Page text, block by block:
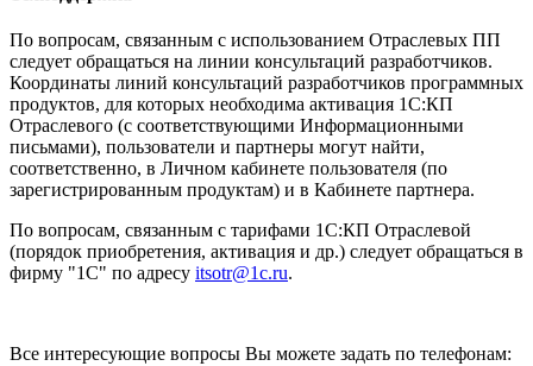
По вопросам, связанным с использованием Отраслевых ПП
следует обращаться на линии консультаций разработчиков.
Координаты линий консультаций разработчиков программных
продуктов, для которых необходима активация 1С:КП
Отраслевого (с соответствующими Информационными
письмами), пользователи и партнеры могут найти,
соответственно, в Личном кабинете пользователя (по
зарегистрированным продуктам) и в Кабинете партнера.
По вопросам, связанным с тарифами 1С:КП Отраслевой
(порядок приобретения, активация и др.) следует обращаться в
фирму "1С" по адресу itsotr@1c.ru.
Все интересующие вопросы Вы можете задать по телефонам: